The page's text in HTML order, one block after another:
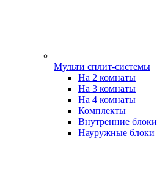
Мульти сплит-системы
На 2 комнаты
На 3 комнаты
На 4 комнаты
Комплекты
Внутренние блоки
Науружные блоки